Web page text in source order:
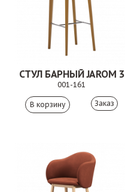
СТУЛ БАРНЫЙ JAROM 3
001-161
Заказ